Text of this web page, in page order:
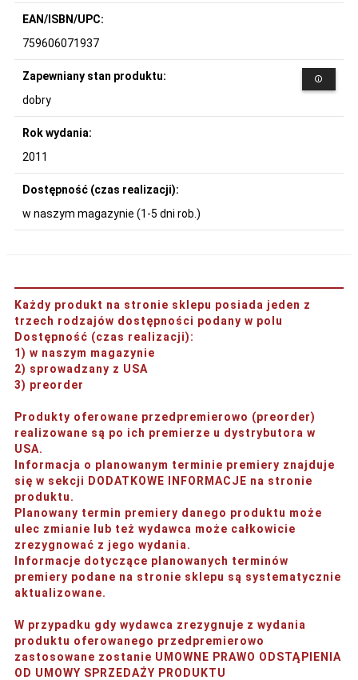
EAN/ISBN/UPC:
759606071937
Zapewniany stan produktu:
dobry
Rok wydania:
2011
Dostępność (czas realizacji):
w naszym magazynie (1-5 dni rob.)
Każdy produkt na stronie sklepu posiada jeden z
trzech rodzajów dostępności podany w polu
Dostępność (czas realizacji):
1) w naszym magazynie
2) sprowadzany z USA
3) preorder
Produkty oferowane przedpremierowo (preorder)
realizowane są po ich premierze u dystrybutora w
USA.
Informacja o planowanym terminie premiery znajduje
się w sekcji DODATKOWE INFORMACJE na stronie
produktu.
Planowany termin premiery danego produktu może
ulec zmianie lub też wydawca może całkowicie
zrezygnować z jego wydania.
Informacje dotyczące planowanych terminów
premiery podane na stronie sklepu są systematycznie
aktualizowane.
W przypadku gdy wydawca zrezygnuje z wydania
produktu oferowanego przedpremierowo
zastosowane zostanie UMOWNE PRAWO ODSTĄPIENIA
OD UMOWY SPRZEDAŻY PRODUKTU